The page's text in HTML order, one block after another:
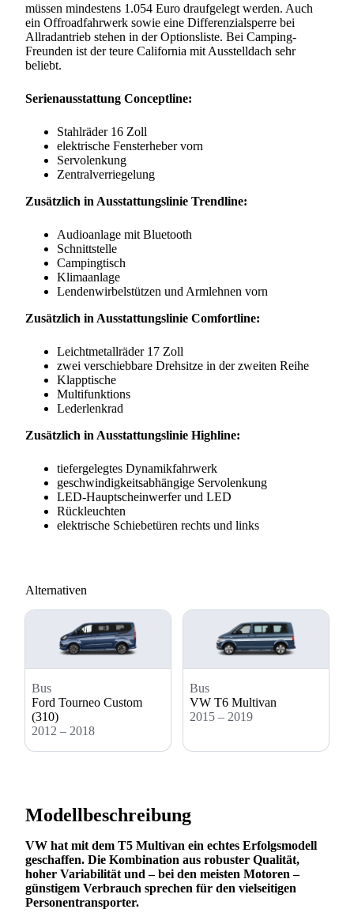
müssen mindestens 1.054 Euro draufgelegt werden. Auch
ein Offroadfahrwerk sowie eine Differenzialsperre bei
Allradantrieb stehen in der Optionsliste. Bei Camping-
Freunden ist der teure California mit Ausstelldach sehr
beliebt.
Serienausstattung Conceptline:
Stahlräder 16 Zoll
elektrische Fensterheber vorn
Servolenkung
Zentralverriegelung
Zusätzlich in Ausstattungslinie Trendline:
Audioanlage mit Bluetooth
Schnittstelle
Campingtisch
Klimaanlage
Lendenwirbelstützen und Armlehnen vorn
Zusätzlich in Ausstattungslinie Comfortline:
Leichtmetallräder 17 Zoll
zwei verschiebbare Drehsitze in der zweiten Reihe
Klapptische
Multifunktions
Lederlenkrad
Zusätzlich in Ausstattungslinie Highline:
tiefergelegtes Dynamikfahrwerk
geschwindigkeitsabhängige Servolenkung
LED-Hauptscheinwerfer und LED
Rückleuchten
elektrische Schiebetüren rechts und links
Alternativen
Bus
Ford Tourneo Custom
(310)
2012 – 2018
Bus
VW T6 Multivan
2015 – 2019
Modellbeschreibung
VW hat mit dem T5 Multivan ein echtes Erfolgsmodell
geschaffen. Die Kombination aus robuster Qualität,
hoher Variabilität und – bei den meisten Motoren –
günstigem Verbrauch sprechen für den vielseitigen
Personentransporter.